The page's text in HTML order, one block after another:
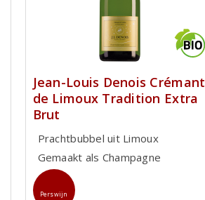
Jean-Louis Denois Crémant
de Limoux Tradition Extra
Brut
Prachtbubbel uit Limoux
Gemaakt als Champagne
Perswijn